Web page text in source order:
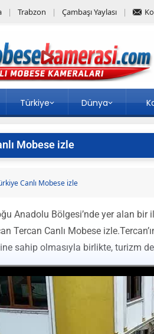
Trabzon Çambaşı Yaylası
Türkiye Dünya
Mobese izle
Canlı Mobese izle
Anadolu Bölgesi’nde yer alan bir
Tercan Canlı Mobese
sahip olmasıyla birlikte, turizm